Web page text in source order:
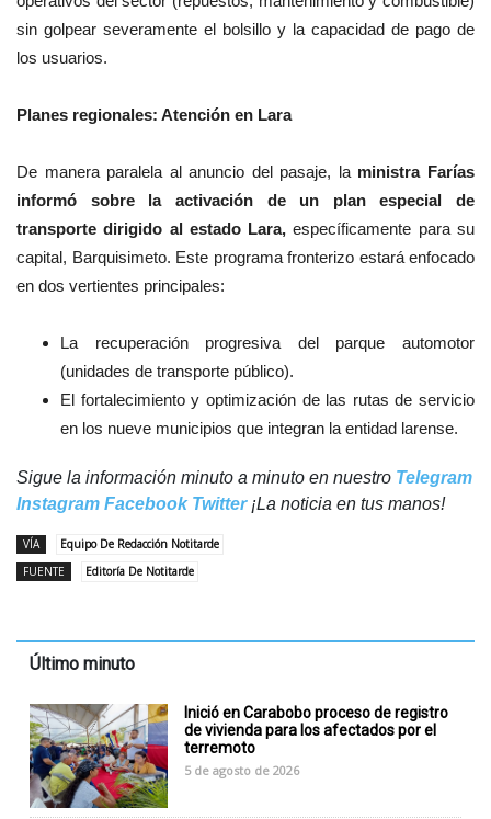
sin golpear severamente el bolsillo y la capacidad de pago de
los usuarios.
Planes regionales: Atención en Lara
De manera paralela al anuncio del pasaje, la ministra Farías
informó sobre la activación de un plan especial de
transporte dirigido al estado Lara, específicamente para su
capital, Barquisimeto. Este programa fronterizo estará enfocado
en dos vertientes principales:
La recuperación progresiva del parque automotor
(unidades de transporte público).
El fortalecimiento y optimización de las rutas de servicio
en los nueve municipios que integran la entidad larense.
Sigue la información minuto a minuto en nuestro Telegram
Instagram Facebook Twitter¡La noticia en tus manos!
VÍA
Equipo De Redacción Notitarde
FUENTE
Editoría De Notitarde
Último minuto
Inició en Carabobo proceso de registro
de vivienda para los afectados por el
terremoto
5 de agosto de 2026